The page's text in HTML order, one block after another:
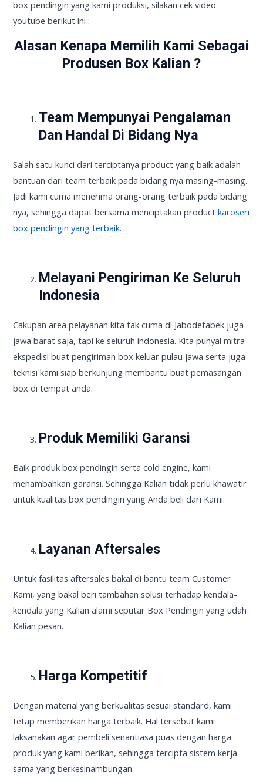
box pendingin yang kami produksi, silakan cek video
youtube berikut ini :
Alasan Kenapa Memilih Kami Sebagai
Produsen Box Kalian ?
Team Mempunyai Pengalaman
Dan Handal Di Bidang Nya
Salah satu kunci dari terciptanya product yang baik adalah
bantuan dari team terbaik pada bidang nya masing-masing.
Jadi kami cuma menerima orang-orang terbaik pada bidang
nya, sehingga dapat bersama menciptakan productkaroseri
box pendingin yang terbaik.
Melayani Pengiriman Ke Seluruh
Indonesia
Cakupan area pelayanan kita tak cuma di Jabodetabek juga
jawa barat saja, tapi ke seluruh indonesia. Kita punyai mitra
ekspedisi buat pengiriman box keluar pulau jawa serta juga
teknisi kami siap berkunjung membantu buat pemasangan
box di tempat anda.
Produk Memiliki Garansi
Baik produk box pendingin serta cold engine, kami
menambahkan garansi. Sehingga Kalian tidak perlu khawatir
untuk kualitas box pendingin yang Anda beli dari Kami.
Layanan Aftersales
Untuk fasilitas aftersales bakal di bantu team Customer
Kami, yang bakal beri tambahan solusi terhadap kendala-
kendala yang Kalian alami seputar Box Pendingin yang udah
Kalian pesan.
Harga Kompetitif
Dengan material yang berkualitas sesuai standard, kami
tetap memberikan harga terbaik. Hal tersebut kami
laksanakan agar pembeli senantiasa puas dengan harga
produk yang kami berikan, sehingga tercipta sistem kerja
sama yang berkesinambungan.